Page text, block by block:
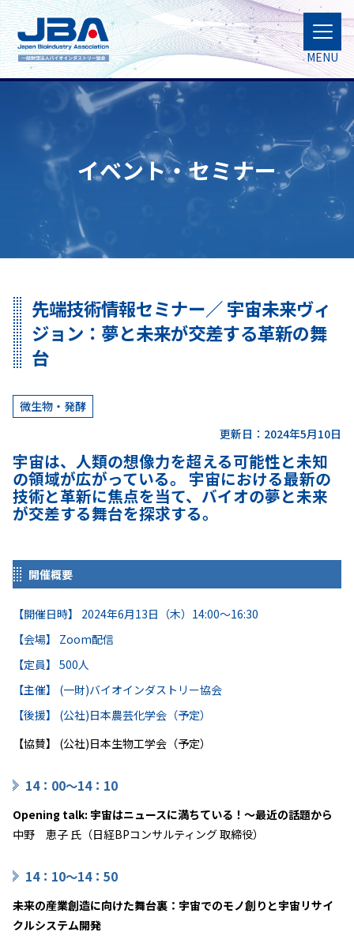
MENU
イベント・セミナー
先端技術情報セミナー／ 宇宙未来ヴィ
ジョン：夢と未来が交差する革新の舞
台
微生物・発酵
更新日：2024年5月10日
宇宙は、人類の想像力を超える可能性と未知
の領域が広がっている。 宇宙における最新の
技術と革新に焦点を当て、バイオの夢と未来
が交差する舞台を探求する。
開催概要
【開催日時】 2024年6月13日（木）14:00～16:30
【会場】 Zoom配信
【定員】 500人
【主催】 (一財)バイオインダストリー協会
【後援】 (公社)日本農芸化学会（予定）
【協賛】 (公社)日本生物工学会（予定）
14：00～14：10
Opening talk: 宇宙はニュースに満ちている！～最近の話題から
中野 恵子 氏（日経BPコンサルティング 取締役）
14：10～14：50
未来の産業創造に向けた舞台裏：宇宙でのモノ創りと宇宙リサイ
クルシステム開発